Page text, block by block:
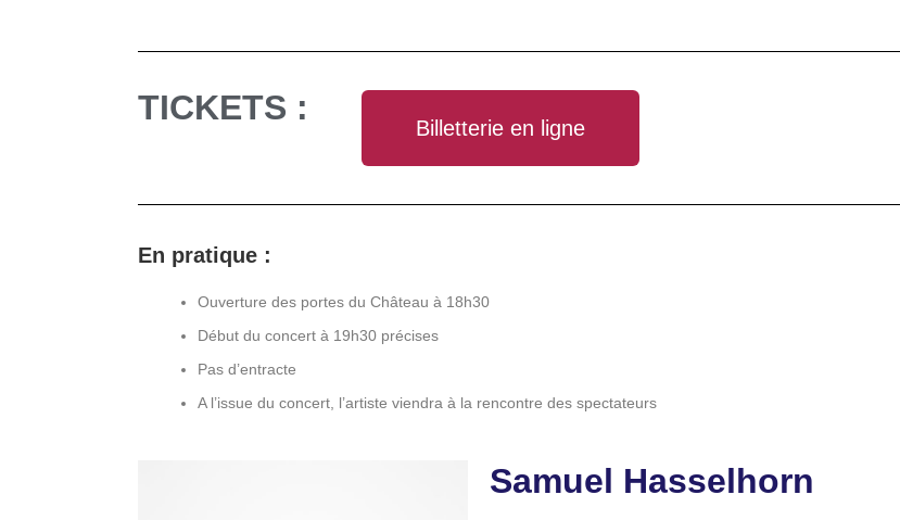
TICKETS :
Billetterie en ligne
En pratique :
Ouverture des portes du Château à 18h30
Début du concert à 19h30 précises
Pas d’entracte
A l’issue du concert, l’artiste viendra à la rencontre des spectateurs
Samuel Hasselhorn